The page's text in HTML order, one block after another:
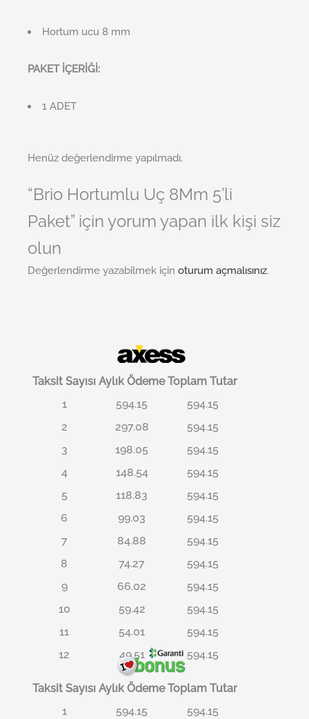
Hortum ucu 8 mm
PAKET İÇERİĞİ:
1 ADET
Henüz değerlendirme yapılmadı.
“Brio Hortumlu Uç 8Mm 5’li
Paket” için yorum yapan ilk kişi siz
olun
Değerlendirme yazabilmek için oturum açmalısınız.
Taksit Sayısı Aylık Ödeme Toplam Tutar
1
594.15
594.15
2
297.08
594.15
3
198.05
594.15
4
148.54
594.15
5
118.83
594.15
6
99.03
594.15
7
84.88
594.15
8
74.27
594.15
9
66.02
594.15
10
59.42
594.15
11
54.01
594.15
12
49.51 594.15
Taksit Sayısı Aylık Ödeme Toplam Tutar
1
594.15 594.15